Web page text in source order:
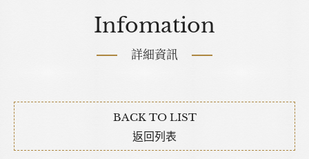
Infomation
詳細資訊
BACK TO LIST
返回列表